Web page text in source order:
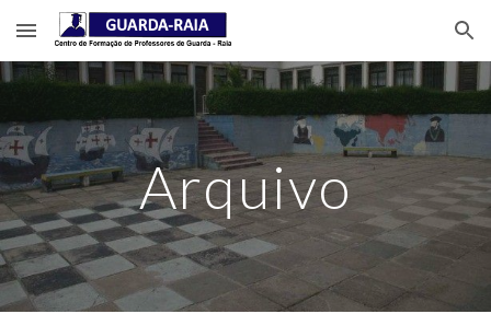
Skip to main content Skip to navigation
Arquivo